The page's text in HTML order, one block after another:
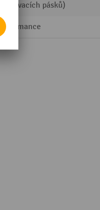
popisovacích pásků)
Performance